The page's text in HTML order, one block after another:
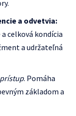
a odvetvia:
celková kondícia
a udržateľná
. Pomáha
základom a